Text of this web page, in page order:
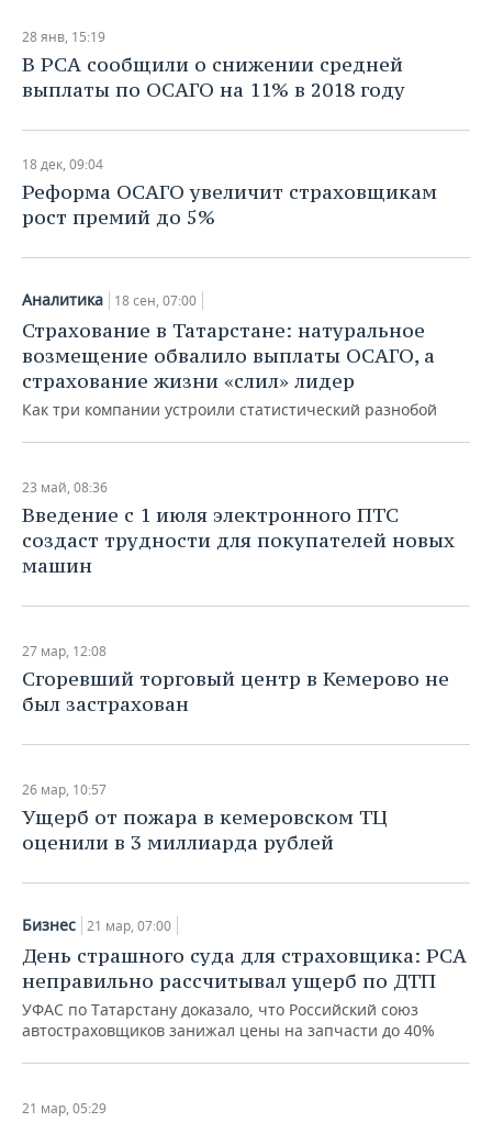
28 янв, 15:19
В РСА сообщили о снижении средней
выплаты по ОСАГО на 11% в 2018 году
18 дек, 09:04
Реформа ОСАГО увеличит страховщикам
рост премий до 5%
Аналитика 18 сен, 07:00
Страхование в Татарстане: натуральное
возмещение обвалило выплаты ОСАГО, а
страхование жизни «слил» лидер
Как три компании устроили статистический разнобой
23 май, 08:36
Введение с 1 июля электронного ПТС
создаст трудности для покупателей новых
машин
27 мар, 12:08
Сгоревший торговый центр в Кемерово не
был застрахован
26 мар, 10:57
Ущерб от пожара в кемеровском ТЦ
оценили в 3 миллиарда рублей
Бизнес 21 мар, 07:00
День страшного суда для страховщика: РСА
неправильно рассчитывал ущерб по ДТП
УФАС по Татарстану доказало, что Российский союз
автостраховщиков занижал цены на запчасти до 40%
21 мар, 05:29